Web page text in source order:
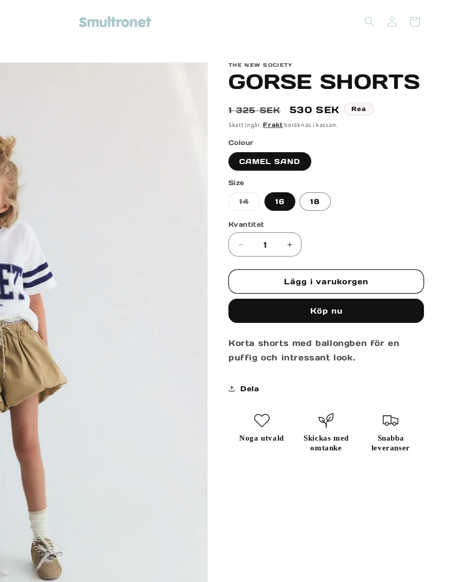
Logga
Varukorg
THE NEW SOCIETY
GORSE SHORTS
Ordinarie
pris
1 325 SEK Försäljningspris
530 SEK Rea
Skatt ingår.Fraktberäknas i kassan.
Colour
CAMEL SAND
Size
14Varianten
är
eller
inte
16 18
Kvantitet
Minska
för
SHORTS
Öka
för
GORSE
SHORTS
Lägg i varukorgen
Köp nu
Korta shorts med ballongben för en
puffig och intressant look.
Dela
Noga utvald
Skickas med
omtanke
Snabba
leveranser